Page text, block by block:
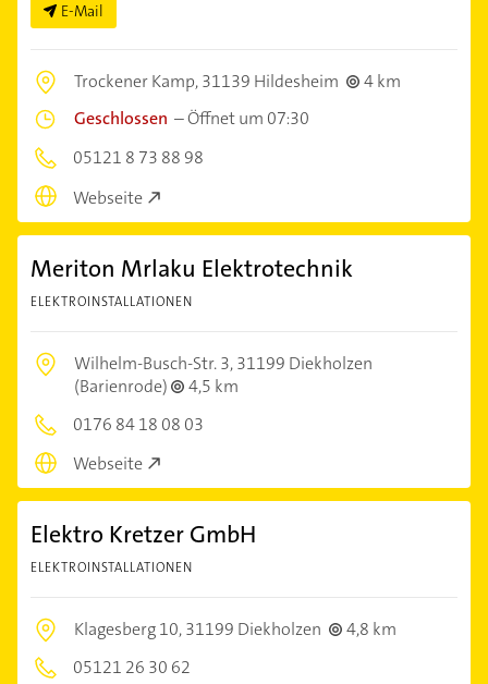
E-Mail
Trockener Kamp,31139 Hildesheim
4 km
Geschlossen –Öffnet um 07:30
05121 8 73 88 98
Webseite
Meriton Mrlaku Elektrotechnik
ELEKTROINSTALLATIONEN
Wilhelm-Busch-Str. 3,31199 Diekholzen
(Barienrode)
4,5 km
0176 84 18 08 03
Webseite
Elektro Kretzer GmbH
ELEKTROINSTALLATIONEN
Klagesberg 10,31199 Diekholzen
4,8 km
05121 26 30 62